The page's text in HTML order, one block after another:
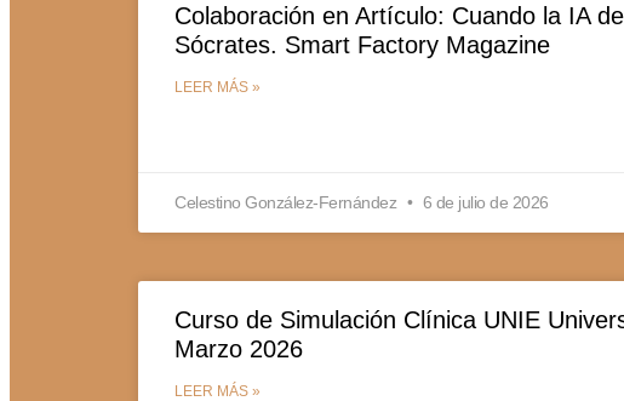
Colaboración en Artículo: Cuando la IA
Sócrates. Smart Factory Magazine
LEER MÁS »
Celestino González-Fernández 6 de julio de 2026
Curso de Simulación Clínica UNIE
Marzo 2026
LEER MÁS »